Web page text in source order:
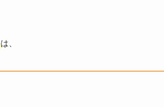
は、